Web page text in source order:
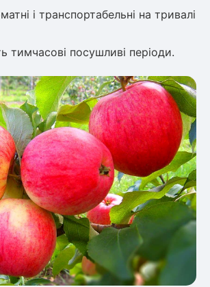
і транспортабельні на тривалі
тимчасові посушливі періоди.